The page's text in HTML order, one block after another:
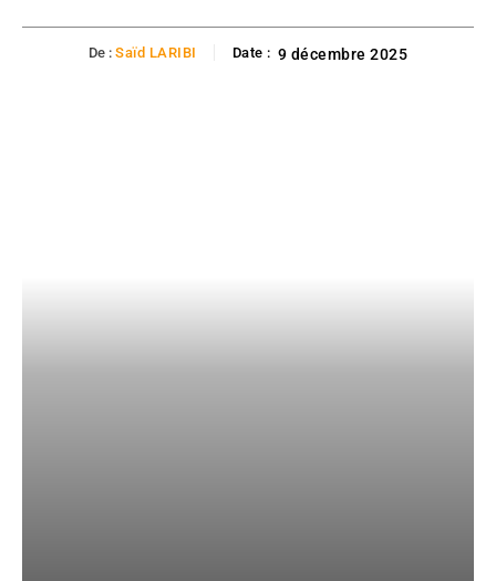
De : Saïd LARIBI Date : 9 décembre 2025